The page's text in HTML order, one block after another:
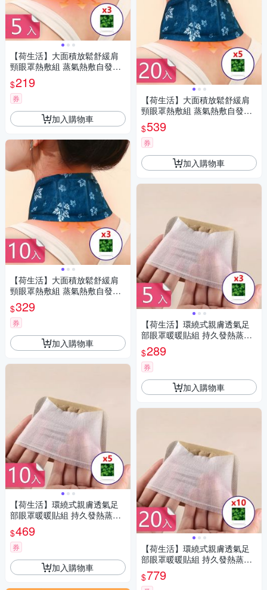
【荷生活】大面積放鬆舒緩肩
頸眼罩熱敷組 蒸氣熱敷自發熱
肩頸眼罩暖貼組-暖肩頸貼5入
+蒸氣眼罩3入組
$219
券
加入購物車
【荷生活】大面積放鬆舒緩肩
頸眼罩熱敷組 蒸氣熱敷自發熱
肩頸眼罩暖貼組-暖肩頸貼10入
+蒸氣眼罩3入組
$329
券
加入購物車
【荷生活】環繞式親膚透氣足
部眼罩暖暖貼組 持久發熱蒸氣
保暖熱敷眼罩組-暖足貼10入
+蒸氣眼罩5入組
$469
券
加入購物車
【荷生活】大面積放鬆舒緩肩
頸眼罩熱敷組 蒸氣熱敷自發熱
肩頸眼罩暖貼組-暖肩頸貼20入
+蒸氣眼罩5入組
$539
券
加入購物車
【荷生活】環繞式親膚透氣足
部眼罩暖暖貼組 持久發熱蒸氣
保暖熱敷眼罩組-暖足貼5入+蒸
氣眼罩3入組
$289
券
加入購物車
【荷生活】環繞式親膚透氣足
部眼罩暖暖貼組 持久發熱蒸氣
保暖熱敷眼罩組-暖足貼20入
+蒸氣眼罩10入組
$779